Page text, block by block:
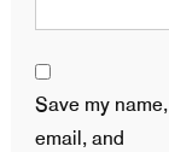
Save my name,
email, and